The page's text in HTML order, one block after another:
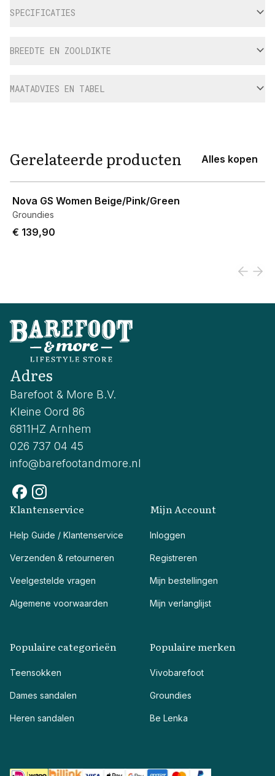
SPECIFICATIES
BREEDTE EN ZOOLDIKTE
MAATADVIES EN TABEL
Gerelateerde producten Alles kopen
Nova GS Women Beige/Pink/Green
Groundies
€ 139,90
Adres
Barefoot & More B.V.
Kleine Oord 86
6811HZ Arnhem
026 737 04 45
info@barefootandmore.nl
Klantenservice
Help Guide / Klantenservice
Verzenden & retourneren
Veelgestelde vragen
Algemene voorwaarden
Mijn Account
Inloggen
Registreren
Mijn bestellingen
Mijn verlanglijst
Populaire categorieën
Teensokken
Dames sandalen
Heren sandalen
Populaire merken
Vivobarefoot
Groundies
Be Lenka